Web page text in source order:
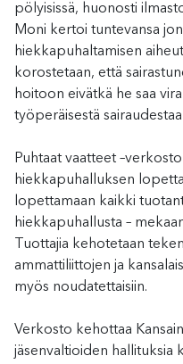
pölyisissä, huonosti
Moni kertoi tuntevansa
hiekkapuhaltamisen
korostetaan, että
hoitoon eivätkä he saa
työperäisestä
Puhtaat vaatteet
hiekkapuhalluksen
lopettamaan kaikki
hiekkapuhallusta –
Tuottajia kehotetaan
ammattiliittojen ja
myös noudatettaisiin.
Verkosto kehottaa
jäsenvaltioiden hallituksia